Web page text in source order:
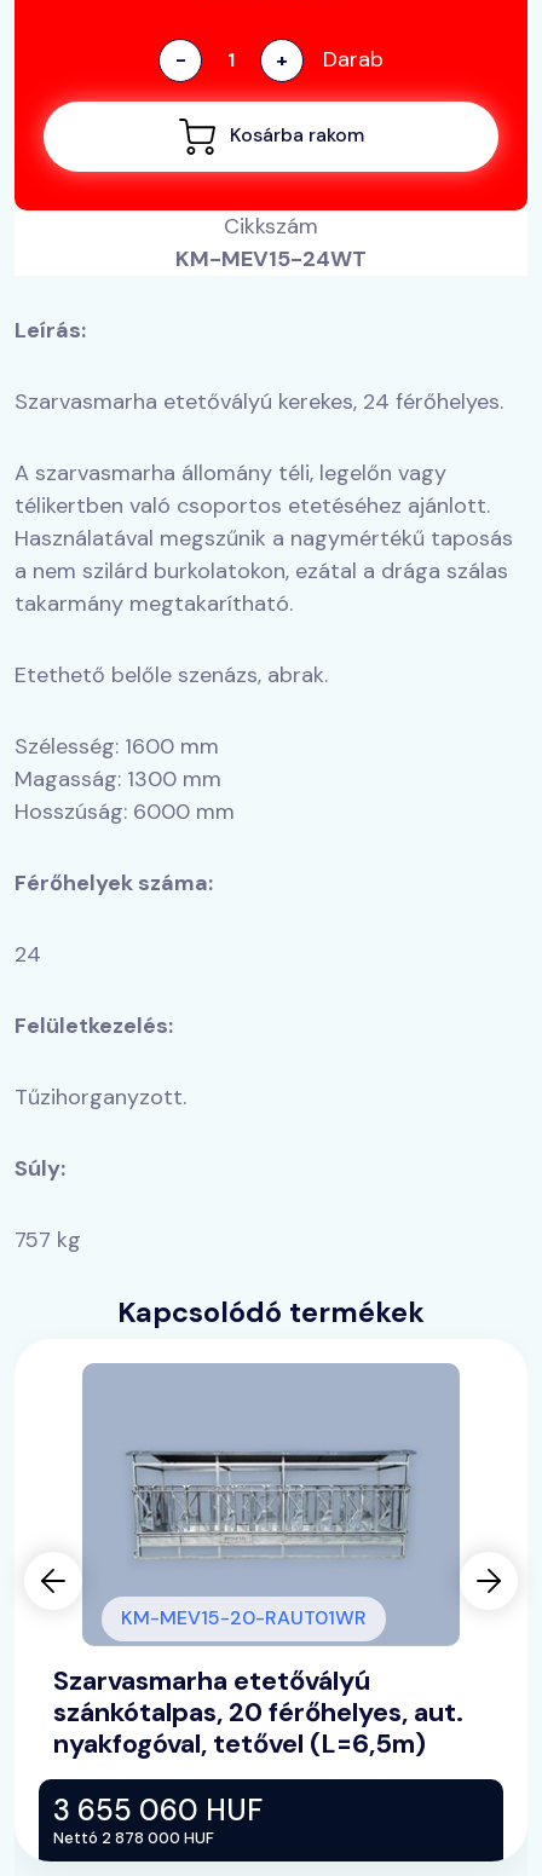
- + Darab
Kosárba rakom
Cikkszám
KM-MEV15-24WT
Leírás:
Szarvasmarha etetővályú kerekes, 24 férőhelyes.
A szarvasmarha állomány téli, legelőn vagy
télikertben való csoportos etetéséhez ajánlott.
Használatával megszűnik a nagymértékű taposás
a nem szilárd burkolatokon, ezátal a drága szálas
takarmány megtakarítható.
Etethető belőle szenázs, abrak.
Szélesség: 1600 mm
Magasság: 1300 mm
Hosszúság: 6000 mm
Férőhelyek száma:
24
Felületkezelés:
Tűzihorganyzott.
Súly:
757 kg
Kapcsolódó termékek
KM-MEV15-20-RAUT01WR
Szarvasmarha etetővályú
szánkótalpas, 20 férőhelyes, aut.
nyakfogóval, tetővel (L=6,5m)
3 655 060 HUF
Nettó 2 878 000 HUF